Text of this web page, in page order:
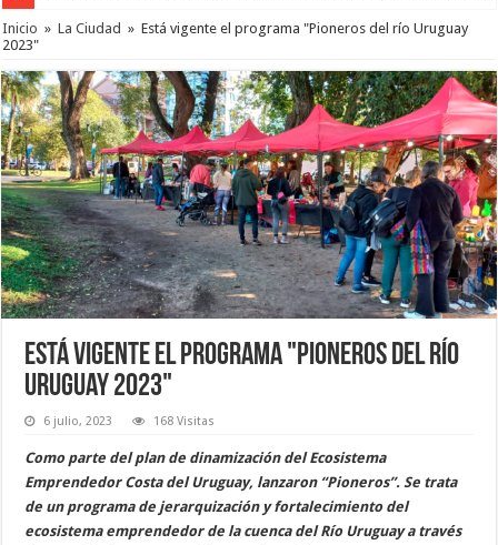
Inicio » La Ciudad » Está vigente el programa "Pioneros del río Uruguay
2023"
Está vigente el programa "Pioneros del río
Uruguay 2023"
6 julio, 2023 168 Visitas
Como parte del plan de dinamización del Ecosistema
Emprendedor Costa del Uruguay, lanzaron “Pioneros”. Se trata
de un programa de jerarquización y fortalecimiento del
ecosistema emprendedor de la cuenca del Río Uruguay a través